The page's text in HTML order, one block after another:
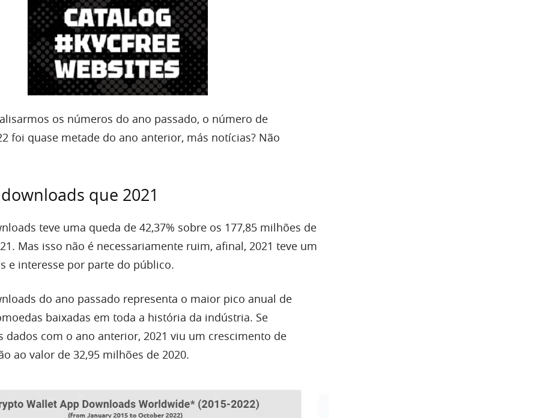
os números do ano passado, o número de
foi quase metade do ano anterior, más notícias? Não
que 2021
teve uma queda de 42,37% sobre os 177,85 milhões de
Mas isso não é necessariamente ruim, afinal, 2021 teve um
e interesse por parte do público.
do ano passado representa o maior pico anual de
baixadas em toda a história da indústria. Se
dados com o ano anterior, 2021 viu um crescimento de
ao valor de 32,95 milhões de 2020.